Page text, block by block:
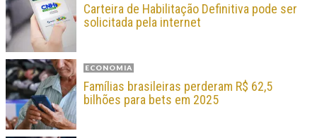
Carteira de Habilitação Definitiva pode ser
solicitada pela internet
ECONOMIA
Famílias brasileiras perderam R$ 62,5
bilhões para bets em 2025